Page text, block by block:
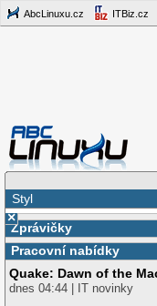
AbcLinuxu.cz ITBiz.cz
Styl
×
Zprávičky
Pracovní nabídky
Quake: Dawn of the
dnes 04:44 | IT novinky